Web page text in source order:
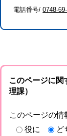
電話番号/ 0748-
このページに関
理課）
このページの情
役に
ど